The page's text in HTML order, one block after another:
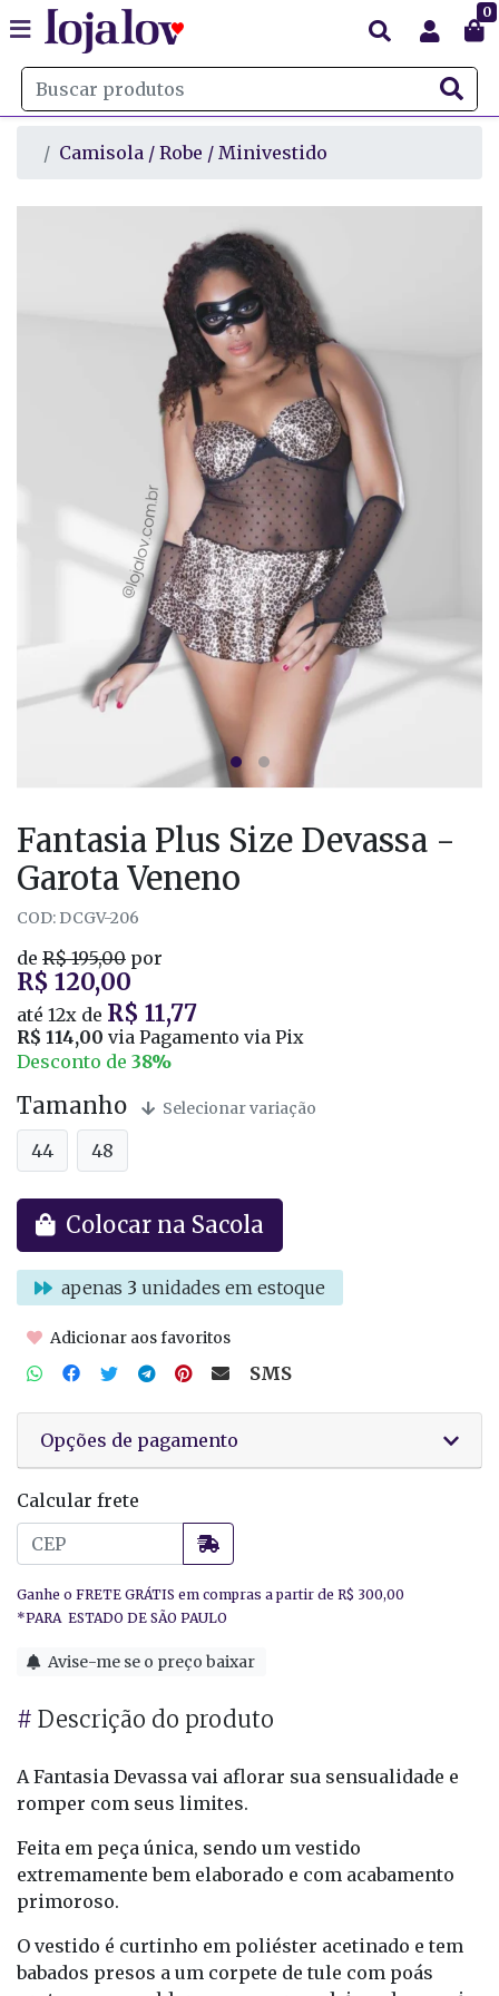
0
Camisola / Robe / Minivestido
Fantasia Plus Size Devassa -
Garota Veneno
COD: DCGV-206
de R$ 195,00 por
R$ 120,00
até 12x de R$ 11,77
R$ 114,00 via Pagamento via Pix
Desconto de 38%
Tamanho Selecionar variação
44 48
Colocar na Sacola
apenas 3 unidades em estoque
Adicionar aos favoritos
SMS
Opções de pagamento
Calcular frete
Avise-me se o preço baixar
# Descrição do produto
A Fantasia Devassa vai aflorar sua sensualidade e
romper com seus limites.
Feita em peça única, sendo um vestido
extremamente bem elaborado e com acabamento
primoroso.
O vestido é curtinho em poliéster acetinado e tem
babados presos a um corpete de tule com poás